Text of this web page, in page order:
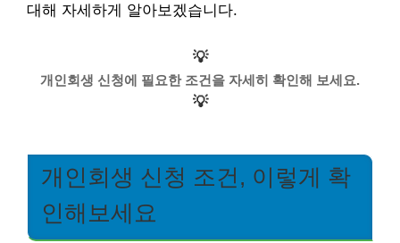
대해 자세하게 알아보겠습니다.
💡
개인회생 신청에 필요한 조건을 자세히 확인해 보세요.
💡
개인회생 신청 조건, 이렇게 확
인해보세요